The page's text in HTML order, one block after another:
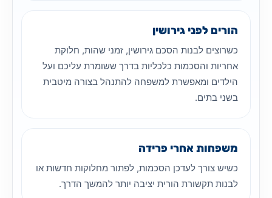
הורים לפני גירושין
כשרוצים לבנות הסכם גירושין, זמני שהות, חלוקת
אחריות והסכמות כלכליות בדרך ששומרת עליכם ועל
הילדים ומאפשרת למשפחה להתנהל בצורה מיטבית
בשני בתים.
משפחות אחרי פרידה
כשיש צורך לעדכן הסכמות, לפתור מחלוקות חדשות או
לבנות תקשורת הורית יציבה יותר להמשך הדרך.